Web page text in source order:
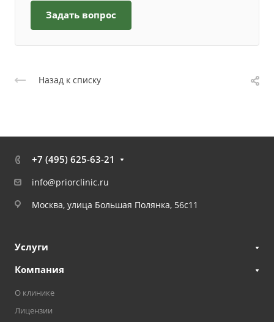
Задать вопрос
Назад к списку
+7 (495) 625-63-21
info@priorclinic.ru
Москва, улица Большая Полянка, 56с11
Услуги
Компания
О клинике
Лицензии